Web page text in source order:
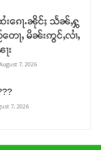
ၵေႃႉၼိုင်ႈ သႅၼ်ႇႁွ
ေႃႇ မိၼ်းဢွင်ႇလၢႆႇ
း
7, 2026
7, 2026